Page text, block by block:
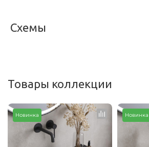
Схемы
Товары коллекции
Новинка Новинка